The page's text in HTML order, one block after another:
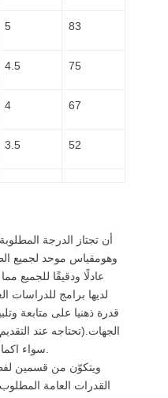
5 83
4.5 75
4 67
3.5 52
أن تجتاز الدرجة
وهومقياس موحد لجميع
عادلًا ودقيقًا للجميع
لديها برامج للدراسات
قدرة ذهنيا على متابعة
الجهات.(تحتاجه عند
ويتكوّن من قسمين
القدرات العامة